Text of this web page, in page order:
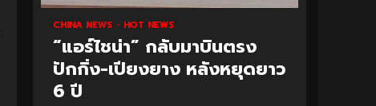
CHINA NEWS HOT NEWS
“แอร์ไชน่า” กลับมาบินตรง
ปักกิ่ง-เปียงยาง หลังหยุดยาว
6 ปี